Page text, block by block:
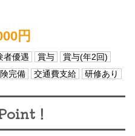
円
者優遇 賞与
賞与(年2回)
完備 交通費支給 研修あり
！